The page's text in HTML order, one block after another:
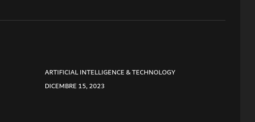
ARTIFICIAL INTELLIGENCE & TECHNOLOGY
DICEMBRE 15, 2023